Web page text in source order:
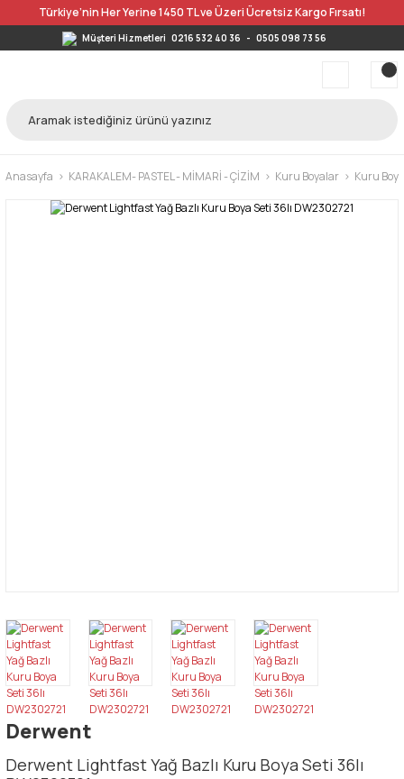
Türkiye’nin Her Yerine 1450 TL ve Üzeri Ücretsiz Kargo Fırsatı!
Müşteri Hizmetleri 0216 532 40 36 - 0505 098 73 56
Anasayfa KARAKALEM- PASTEL - MİMARİ - ÇİZİM Kuru Boyalar Kuru
Derwent
Derwent Lightfast Yağ Bazlı Kuru Boya Seti 36lı